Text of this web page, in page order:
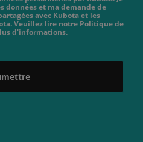
données et ma demande de
avec Kubota et les
Veuillez lire notre Politique de
d'informations.